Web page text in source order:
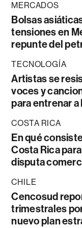
MERCADOS
Bolsas
tensiones en
repunte del
TECNOLOGÍA
Artistas se
voces y
para entrenar a
COSTA RICA
En qué
Costa Rica
disputa
CHILE
Cencosud
trimestrales
nuevo plan